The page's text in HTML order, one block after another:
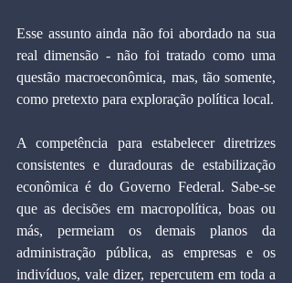
Esse assunto ainda não foi abordado na sua
real dimensão - não foi tratado como uma
questão macroeconômica, mas, tão somente,
como pretexto para exploração política local.
A competência para estabelecer diretrizes
consistentes e duradouras de estabilização
econômica é do Governo Federal. Sabe-se
que as decisões em macropolítica, boas ou
más, permeiam os demais planos da
administração pública, as empresas e os
indivíduos, vale dizer, repercutem em toda a